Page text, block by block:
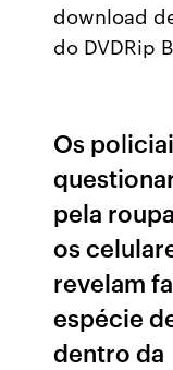
download
do DVDRip
Os
pela
os
revelam
espécie
dentro da